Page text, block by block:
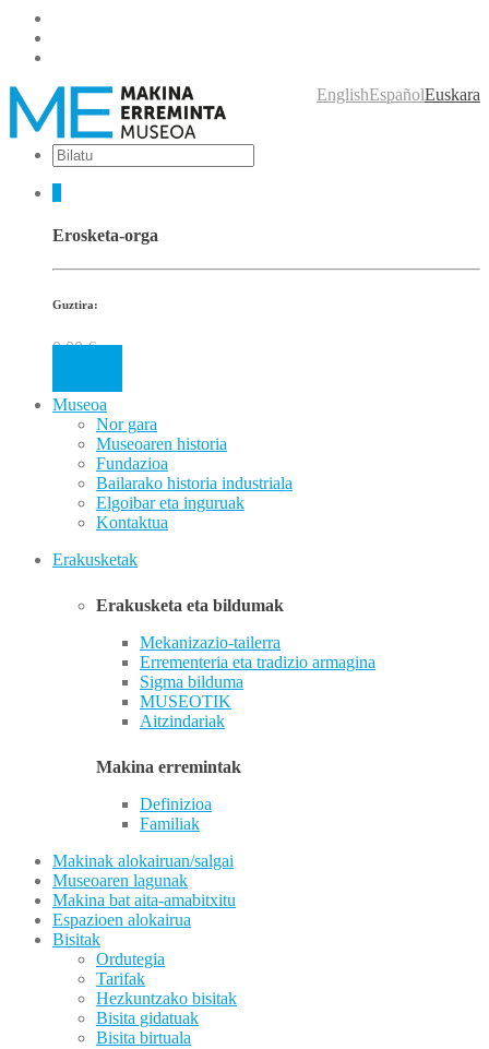
Euskara
Español
English
Erosketa-orga
Guztira:
0.00€
Museoa
Nor gara
Museoaren historia
Fundazioa
Bailarako historia industriala
Elgoibar eta inguruak
Kontaktua
Erakusketak
Erakusketa eta bildumak
Mekanizazio-tailerra
Errementeria eta tradizio armagina
Sigma bilduma
MUSEOTIK
Aitzindariak
Makina erremintak
Definizioa
Familiak
Makinak alokairuan/salgai
Museoaren lagunak
Makina bat aita-amabitxitu
Espazioen alokairua
Bisitak
Ordutegia
Tarifak
Hezkuntzako bisitak
Bisita gidatuak
Bisita birtuala